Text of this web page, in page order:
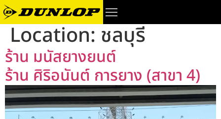
Location: ชลบุรี
ร้าน มนัสยางยนต์
ร้าน ศิริอนันต์ การยาง (สาขา 4)